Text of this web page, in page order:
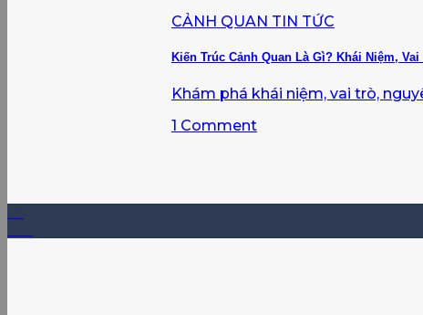
CẢNH QUAN TIN TỨC
Kiến Trúc Cảnh Quan Là Gì? Khái Niệm,
Khám phá khái niệm, vai trò,
1 Comment